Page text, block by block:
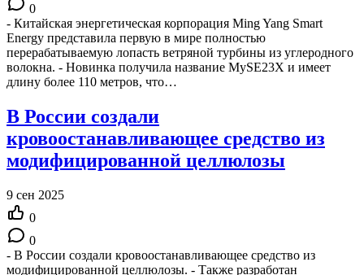
0
- Китайская энергетическая корпорация Ming Yang Smart
Energy представила первую в мире полностью
перерабатываемую лопасть ветряной турбины из углеродного
волокна. - Новинка получила название MySE23X и имеет
длину более 110 метров, что…
В России создали
кровоостанавливающее средство из
модифицированной целлюлозы
9 сен 2025
0
0
- В России создали кровоостанавливающее средство из
модифицированной целлюлозы. - Также разработан